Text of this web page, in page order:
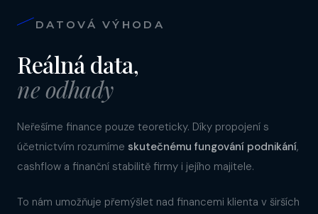
DATOVÁ VÝHODA
Reálná data,
ne odhady
Neřešíme finance pouze teoreticky. Díky propojení s
účetnictvím rozumíme skutečnému fungování podnikání,
cashflow a finanční stabilitě firmy i jejího majitele.
To nám umožňuje přemýšlet nad financemi klienta v širších